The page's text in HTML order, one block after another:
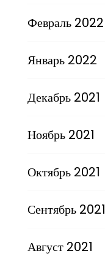
Февраль 2022
Январь 2022
Декабрь 2021
Ноябрь 2021
Октябрь 2021
Сентябрь 2021
Август 2021